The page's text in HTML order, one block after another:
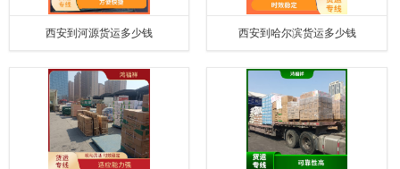
西安到河源货运多少钱 西安到哈尔滨货运多少钱